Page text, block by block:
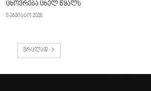
ცხოვრება ცხელ წყალს
5 აგვისტო 2026
ვრცლად